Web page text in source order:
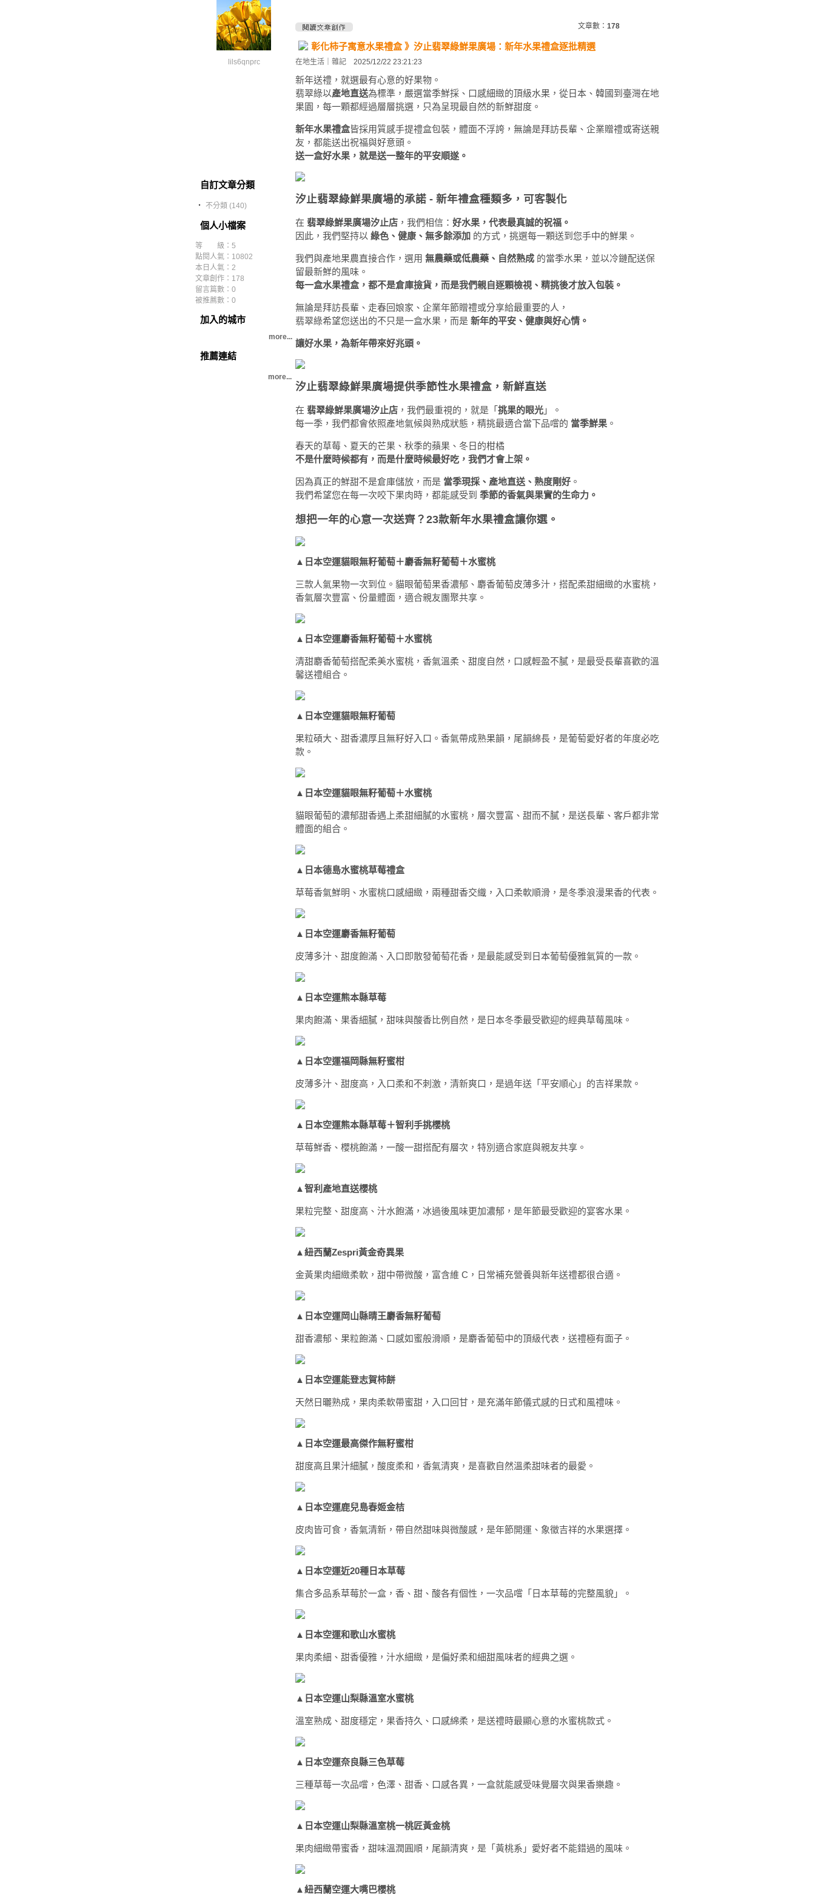
lils6qnprc
自訂文章分類
‧ 不分類 (140)
個人小檔案
等 級：5
點閱人氣：10802
本日人氣：2
文章創作：178
留言篇數：0
被推薦數： 0
加入的城市
more...
推薦連結
more...
文章數： 178
彰化柿子寓意水果禮盒 》汐止翡翠綠鮮果廣場：新年水果禮盒逐批精選
在地生活 雜記 2025/12/22 23:21:23
新年送禮，就選最有心意的好果物。
翡翠綠以產地直送為標準，嚴選當季鮮採、口感細緻的頂級水果，從日本、韓國到臺灣在地
果園，每一顆都經過層層挑選，只為呈現最自然的新鮮甜度。
新年水果禮盒皆採用質感手提禮盒包裝，體面不浮誇，無論是拜訪長輩、企業贈禮或寄送親
友，都能送出祝福與好意頭。
送一盒好水果，就是送一整年的平安順遂。
汐止翡翠綠鮮果廣場的承諾 - 新年禮盒種類多，可客製化
在 翡翠綠鮮果廣場汐止店 ，我們相信： 好水果，代表最真誠的祝福。
因此，我們堅持以 綠色、健康、無多餘添加 的方式，挑選每一顆送到您手中的鮮果。
我們與產地果農直接合作，選用 無農藥或低農藥、自然熟成 的當季水果，並以冷鏈配送保
留最新鮮的風味。
每一盒水果禮盒，都不是倉庫撿貨，而是我們親自逐顆檢視、精挑後才放入包裝。
無論是拜訪長輩、走春回娘家、企業年節贈禮或分享給最重要的人，
翡翠綠希望您送出的不只是一盒水果，而是 新年的平安、健康與好心情。
讓好水果，為新年帶來好兆頭。
汐止翡翠綠鮮果廣場提供季節性水果禮盒，新鮮直送
在 翡翠綠鮮果廣場汐止店 ，我們最重視的，就是「 挑果的眼光 」。
每一季，我們都會依照產地氣候與熟成狀態，精挑最適合當下品嚐的 當季鮮果 。
春天的草莓、夏天的芒果、秋季的蘋果、冬日的柑橘
不是什麼時候都有，而是什麼時候最好吃，我們才會上架。
因為真正的鮮甜不是倉庫儲放，而是 當季現採、產地直送、熟度剛好 。
我們希望您在每一次咬下果肉時，都能感受到 季節的香氣與果實的生命力。
想把一年的心意一次送齊？23款新年水果禮盒讓你選。
▲ 日本空運貓眼無籽葡萄＋麝香無籽葡萄＋水蜜桃
三款人氣果物一次到位。貓眼葡萄果香濃郁、麝香葡萄皮薄多汁，搭配柔甜細緻的水蜜桃，
香氣層次豐富、份量體面，適合親友團聚共享。
▲ 日本空運麝香無籽葡萄＋水蜜桃
清甜麝香葡萄搭配柔美水蜜桃，香氣溫柔、甜度自然，口感輕盈不膩，是最受長輩喜歡的溫
馨送禮組合。
▲ 日本空運貓眼無籽葡萄
果粒碩大、甜香濃厚且無籽好入口。香氣帶成熟果韻，尾韻綿長，是葡萄愛好者的年度必吃
款。
▲ 日本空運貓眼無籽葡萄＋水蜜桃
貓眼葡萄的濃郁甜香遇上柔甜細膩的水蜜桃，層次豐富、甜而不膩，是送長輩、客戶都非常
體面的組合。
▲ 日本德島水蜜桃草莓禮盒
草莓香氣鮮明、水蜜桃口感細緻，兩種甜香交織，入口柔軟順滑，是冬季浪漫果香的代表。
▲ 日本空運麝香無籽葡萄
皮薄多汁、甜度飽滿、入口即散發葡萄花香，是最能感受到日本葡萄優雅氣質的一款。
▲ 日本空運熊本縣草莓
果肉飽滿、果香細膩，甜味與酸香比例自然，是日本冬季最受歡迎的經典草莓風味。
▲ 日本空運福岡縣無籽蜜柑
皮薄多汁、甜度高，入口柔和不刺激，清新爽口，是過年送「平安順心」的吉祥果款。
▲ 日本空運熊本縣草莓＋智利手挑櫻桃
草莓鮮香、櫻桃飽滿，一酸一甜搭配有層次，特別適合家庭與親友共享。
▲ 智利產地直送櫻桃
果粒完整、甜度高、汁水飽滿，冰過後風味更加濃郁，是年節最受歡迎的宴客水果。
▲ 紐西蘭Zespri黃金奇異果
金黃果肉細緻柔軟，甜中帶微酸，富含維 C，日常補充營養與新年送禮都很合適。
▲ 日本空運岡山縣晴王麝香無籽葡萄
甜香濃郁、果粒飽滿、口感如蜜般滑順，是麝香葡萄中的頂級代表，送禮極有面子。
▲ 日本空運能登志賀柿餅
天然日曬熟成，果肉柔軟帶蜜甜，入口回甘，是充滿年節儀式感的日式和風禮味。
▲ 日本空運最高傑作無籽蜜柑
甜度高且果汁細膩，酸度柔和，香氣清爽，是喜歡自然溫柔甜味者的最愛。
▲ 日本空運鹿兒島春姬金桔
皮肉皆可食，香氣清新，帶自然甜味與微酸感，是年節開運、象徵吉祥的水果選擇。
▲ 日本空運近20種日本草莓
集合多品系草莓於一盒，香、甜、酸各有個性，一次品嚐「日本草莓的完整風貌」。
▲ 日本空運和歌山水蜜桃
果肉柔細、甜香優雅，汁水細緻，是偏好柔和細甜風味者的經典之選。
▲ 日本空運山梨縣溫室水蜜桃
溫室熟成、甜度穩定，果香持久、口感綿柔，是送禮時最顯心意的水蜜桃款式。
▲ 日本空運奈良縣三色草莓
三種草莓一次品嚐，色澤、甜香、口感各異，一盒就能感受味覺層次與果香樂趣。
▲ 日本空運山梨縣溫室桃一桃匠黃金桃
果肉細緻帶蜜香，甜味溫潤圓順，尾韻清爽，是「黃桃系」愛好者不能錯過的風味。
▲ 紐西蘭空運大嘴巴櫻桃